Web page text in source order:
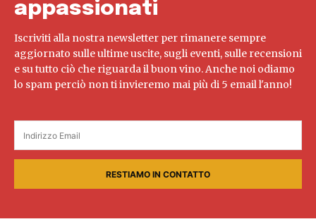
appassionati
Iscriviti alla nostra newsletter per rimanere sempre
aggiornato sulle ultime uscite, sugli eventi, sulle recensioni
e su tutto ciò che riguarda il buon vino. Anche noi odiamo
lo spam perciò non ti invieremo mai più di 5 email l'anno!
RESTIAMO IN CONTATTO